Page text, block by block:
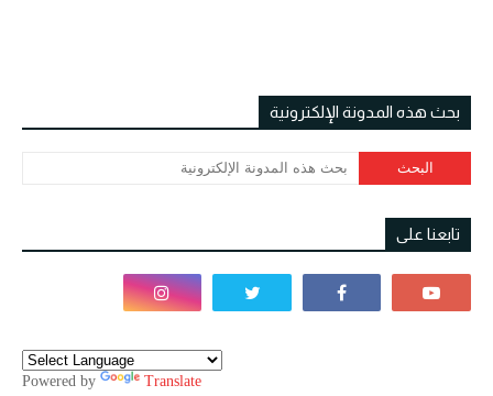
بحث هذه المدونة الإلكترونية
تابعنا على
Powered by Translate